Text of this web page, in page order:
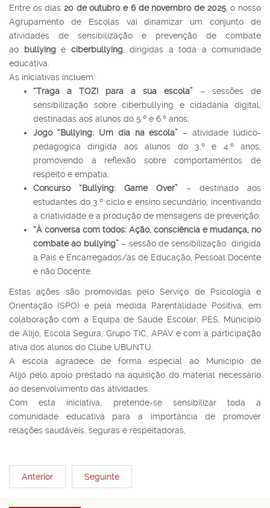
Entre os dias 20 de outubro e 6 de novembro de 2025, o nosso
Agrupamento de Escolas vai dinamizar um conjunto de
atividades de sensibilização e prevenção de combate
ao
bullyinge ciberbullying, dirigidas a toda a comunidade
educativa.
As iniciativas incluem:
“Traga a TOZI para a sua escola” – sessões de
sensibilização sobre ciberbullying e cidadania digital,
destinadas aos alunos do 5.º e 6.º anos;
Jogo “Bullying: Um dia na escola” – atividade lúdico-
pedagógica dirigida aos alunos do 3.º e 4.º anos,
promovendo a reflexão sobre comportamentos de
respeito e empatia;
Concurso “Bullying: Game Over” – destinado aos
estudantes do 3.º ciclo e ensino secundário, incentivando
a criatividade e a produção de mensagens de prevenção;
“À conversa com todos: Ação, consciência e mudança, no
combate ao bullying”– sessão de sensibilização dirigida
a Pais e Encarregados/as de Educação, Pessoal Docente
e não Docente.
Estas ações são promovidas pelo Serviço de Psicologia e
Orientação (SPO) e pela medida Parentalidade Positiva, em
colaboração com a Equipa de Saúde Escolar, PES, Município
de Alijó, Escola Segura, Grupo TIC, APAV e com a participação
ativa dos alunos do Clube UBUNTU.
A escola agradece de forma especial ao Município de
Alijó pelo apoio prestado na aquisição do material necessário
ao desenvolvimento das atividades.
Com esta iniciativa, pretende-se sensibilizar toda a
comunidade educativa para a importância de promover
relações saudáveis, seguras e respeitadoras,
Anterior Seguinte